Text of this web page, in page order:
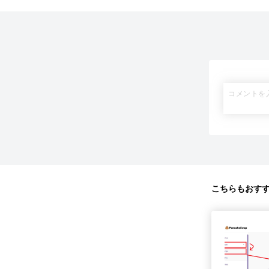
こちらもおす